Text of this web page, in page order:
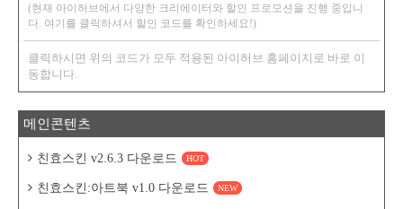
(현재 아이허브에서 다양한 크리에이터와 할인 프로모션을 진행 중입니
다. 여기를 클릭하셔서 할인 코드를 확인하세요!)
클릭하시면 위의 코드가 모두 적용된 아이허브 홈페이지로 바로 이
동합니다.
메인콘텐츠
친효스킨 v2.6.3 다운로드 HOT
친효스킨:아트북 v1.0 다운로드 NEW